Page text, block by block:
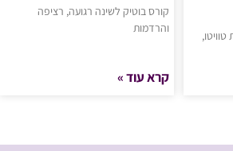
קורס בוטיק לשינה רגועה, רציפה
והרדמות
קרא עוד »